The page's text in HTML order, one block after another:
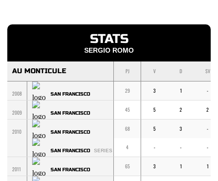
STATS
SERGIO ROMO
AU MONTICULE PJ V D SV
2008 SAN FRANCISCO 29 3 1 -
2009 SAN FRANCISCO 45 5 2 2
2010 SAN FRANCISCO 68 5 3 -
SAN FRANCISCO SERIES 4 - - -
2011 SAN FRANCISCO 65 3 1 1